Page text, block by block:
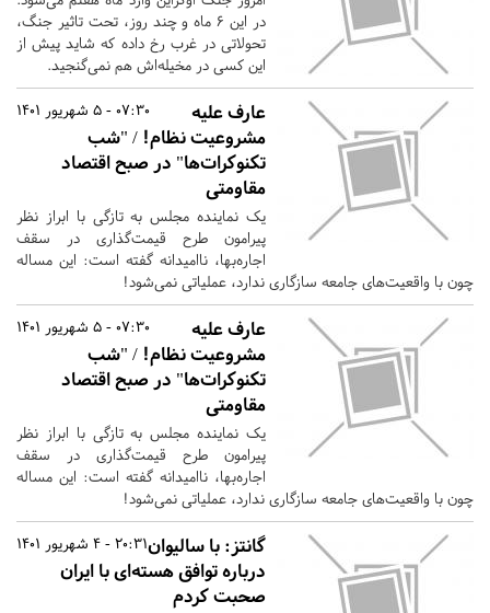
در این ۶ ماه و چند روز، تحت تاثیر جنگ،
تحولاتی در غرب رخ داده که شاید پیش از
این کسی در مخیله‌اش هم نمی‌گنجید.
07:30 - 5 شهریور 1401
عارف علیه
مشروعیت نظام! / "شب
تکنوکرات‌ها" در صبح اقتصاد
مقاومتی
یک نماینده مجلس به تازگی با ابراز نظر
پیرامون طرح قیمت‌گذاری در سقف
اجاره‌بها، ناامیدانه گفته است: این مساله
چون با واقعیت‌های جامعه سازگاری ندارد، عملیاتی نمی‌شود!
07:30 - 5 شهریور 1401
عارف علیه
مشروعیت نظام! / "شب
تکنوکرات‌ها" در صبح اقتصاد
مقاومتی
یک نماینده مجلس به تازگی با ابراز نظر
پیرامون طرح قیمت‌گذاری در سقف
اجاره‌بها، ناامیدانه گفته است: این مساله
چون با واقعیت‌های جامعه سازگاری ندارد، عملیاتی نمی‌شود!
20:31 - 4 شهریور 1401گانتز: با سالیوان
درباره توافق هسته‌ای با ایران
صحبت کردم